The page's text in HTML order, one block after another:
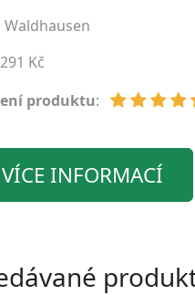
Waldhausen
Kč
produktu:
VÍCE INFORMACÍ